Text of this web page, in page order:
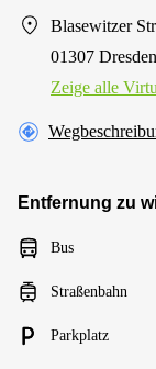
Blasewitzer
01307 Dresden
Zeige alle
Entfernung zu
Bus
Straßenbahn
Parkplatz